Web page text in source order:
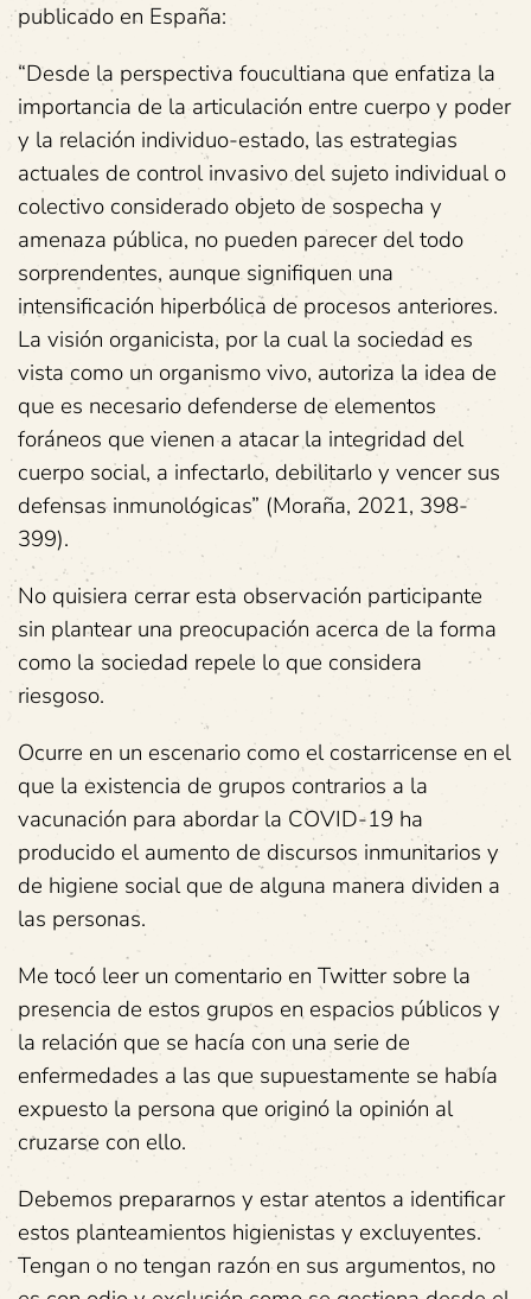
publicado en España:
“Desde la perspectiva foucultiana que enfatiza la
importancia de la articulación entre cuerpo y poder
y la relación individuo-estado, las estrategias
actuales de control invasivo del sujeto individual o
colectivo considerado objeto de sospecha y
amenaza pública, no pueden parecer del todo
sorprendentes, aunque signifiquen una
intensificación hiperbólica de procesos anteriores.
La visión organicista, por la cual la sociedad es
vista como un organismo vivo, autoriza la idea de
que es necesario defenderse de elementos
foráneos que vienen a atacar la integridad del
cuerpo social, a infectarlo, debilitarlo y vencer sus
defensas inmunológicas” (Moraña, 2021, 398-
399).
No quisiera cerrar esta observación participante
sin plantear una preocupación acerca de la forma
como la sociedad repele lo que considera
riesgoso.
Ocurre en un escenario como el costarricense en el
que la existencia de grupos contrarios a la
vacunación para abordar la COVID-19 ha
producido el aumento de discursos inmunitarios y
de higiene social que de alguna manera dividen a
las personas.
Me tocó leer un comentario en Twitter sobre la
presencia de estos grupos en espacios públicos y
la relación que se hacía con una serie de
enfermedades a las que supuestamente se había
expuesto la persona que originó la opinión al
cruzarse con ello.
Debemos prepararnos y estar atentos a identificar
estos planteamientos higienistas y excluyentes.
Tengan o no tengan razón en sus argumentos, no